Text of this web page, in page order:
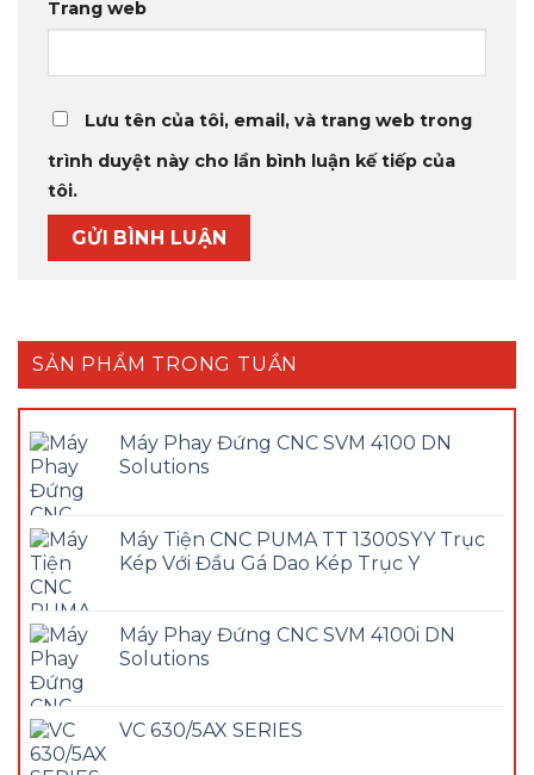
Trang web
Lưu tên của tôi, email, và trang web trong
trình duyệt này cho lần bình luận kế tiếp của
tôi.
SẢN PHẨM TRONG TUẦN
Máy Phay Đứng CNC SVM 4100 DN
Solutions
Máy Tiện CNC PUMA TT 1300SYY Trục
Kép Với Đầu Gá Dao Kép Trục Y
Máy Phay Đứng CNC SVM 4100i DN
Solutions
VC 630/5AX SERIES